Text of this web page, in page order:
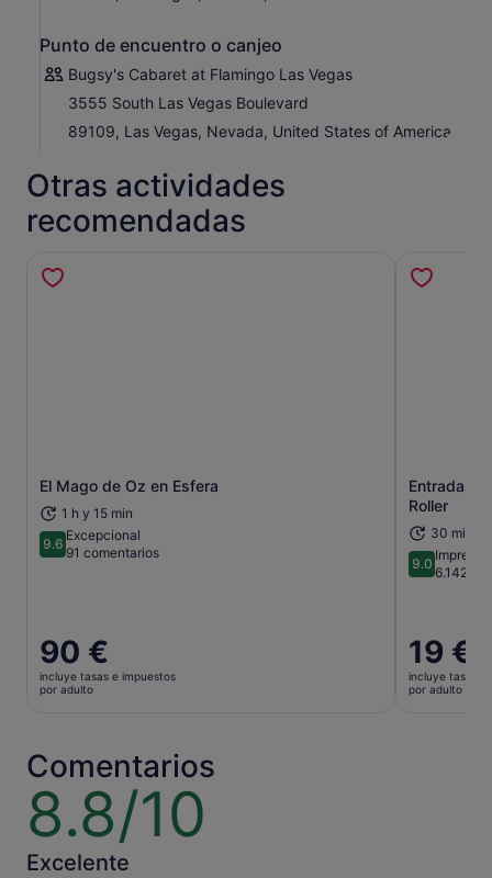
Punto de encuentro o canjeo
Bugsy's Cabaret at Flamingo Las Vegas
3555 South Las Vegas Boulevard
89109, Las Vegas, Nevada, United States of America
Otras actividades
recomendadas
El Mago de Oz en Esfera
1 h y 15 min
9.69.6 sobre 10
Excepcional
91 comentarios
El
precio
es
por
adulto
90 €
incluye tasas e impuestos
por adulto
Se abre en una pestaña nueva
Entradas
Roller
30 min
9.09.0 sobre
6.142
El
precio
es
19 €
incluye tasas e
por adulto
Comentarios
8.8/10
8.8
sobre
10
Excelente